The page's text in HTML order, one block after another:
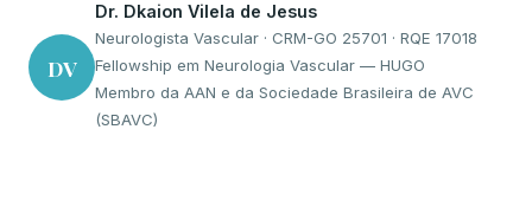
DV
Dr. Dkaion Vilela de Jesus
Neurologista Vascular · CRM-GO 25701 · RQE 17018
Fellowship em Neurologia Vascular — HUGO
Membro da AAN e da Sociedade Brasileira de AVC
(SBAVC)